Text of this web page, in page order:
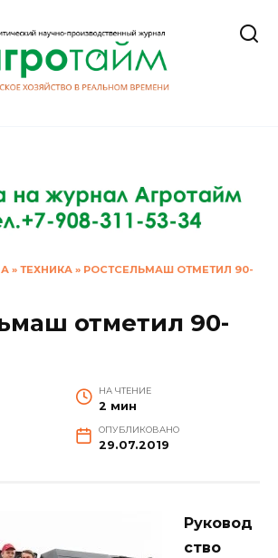
» ТЕХНИКА » РОСТСЕЛЬМАШ ОТМЕТИЛ 90-
отметил 90-
НА ЧТЕНИЕ
2 мин
ОПУБЛИКОВАНО
29.07.2019
Руковод
ство